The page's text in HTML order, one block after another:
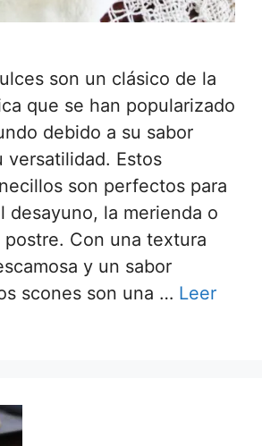
son un clásico de la
que se han popularizado
debido a su sabor
versatilidad. Estos
son perfectos para
desayuno, la merienda o
Con una textura
y un sabor
scones son una … Leer